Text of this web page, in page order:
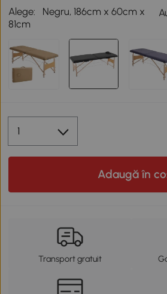
Alege:
Negru, 186cm x 60cm x
81cm
Adaugă în
Transport gratuit